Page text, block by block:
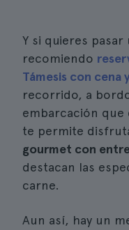
Y si quieres
recomiendo
Támesis con cena
recorrido, a
embarcación que
te permite
gourmet con
destacan las
carne.
Aun así, hay un